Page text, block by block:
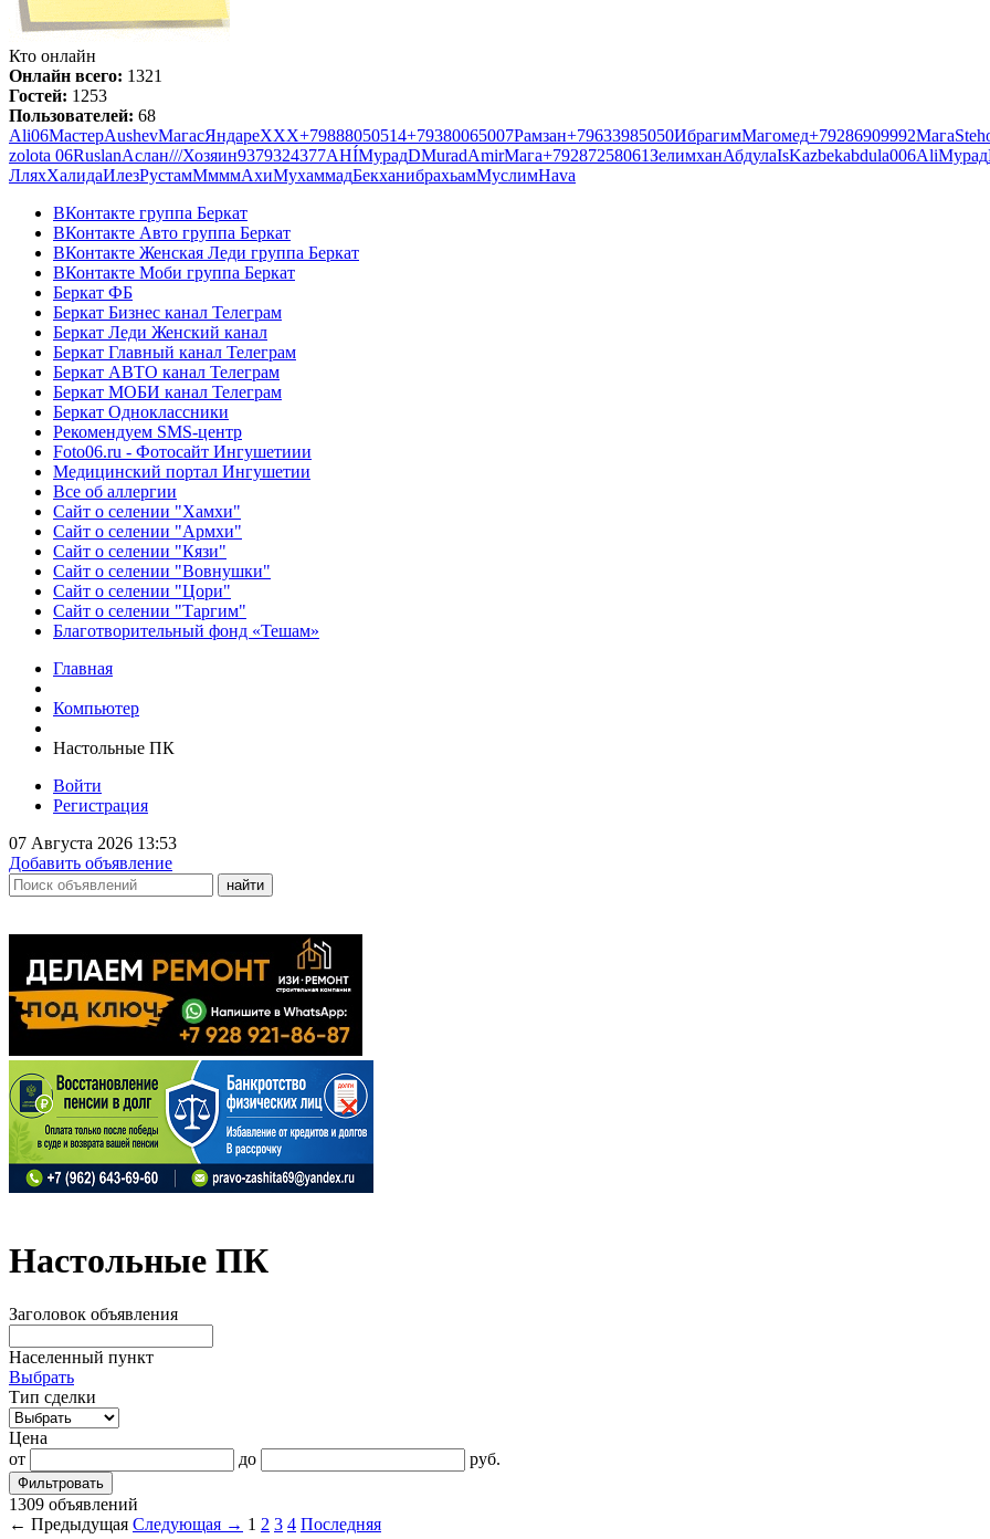
Кто онлайн
Онлайн всего: 1321
Гостей: 1253
Пользователей: 68
Ali06МастерAushevМагасЯндареХХХ+79888050514+79380065007Рамзан+79633985050ИбрагимМагомед+79286909992Мага
zolota 06RuslanАслан///Хозяин9379324377AHÍМурадDMuradAmirМага+79287258061ЗелимханАбдулаIsKazbekabdula006AliМурад
ЛляхХалидаИлезРустамМмммАхиМухаммадБекханибрахьамМуслимHava
ВКонтакте группа Беркат
ВКонтакте Авто группа Беркат
ВКонтакте Женская Леди группа Беркат
ВКонтакте Моби группа Беркат
Беркат ФБ
Беркат Бизнес канал Телеграм
Беркат Леди Женский канал
Беркат Главный канал Телеграм
Беркат АВТО канал Телеграм
Беркат МОБИ канал Телеграм
Беркат Одноклассники
Рекомендуем SMS-центр
Foto06.ru - Фотосайт Ингушетиии
Медицинский портал Ингушетии
Все об аллергии
Сайт о селении "Хамхи"
Сайт о селении "Армхи"
Сайт о селении "Кязи"
Сайт о селении "Вовнушки"
Сайт о селении "Цори"
Сайт о селении "Таргим"
Благотворительный фонд «Тешам»
Главная
Компьютер
Настольные ПК
Войти
Регистрация
07 Августа 2026 13:53
Добавить объявление
Настольные ПК
Заголовок объявления
Населенный пункт
Выбрать
Тип сделки
Цена
от
до руб.
Фильтровать
1309 объявлений
← Предыдущая Следующая → 1 2 3 4 Последняя